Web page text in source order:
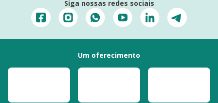
Siga nossas redes sociais
Um oferecimento